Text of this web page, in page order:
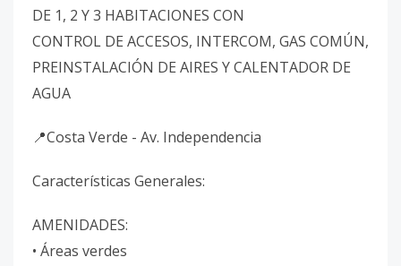
DE 1, 2 Y 3 HABITACIONES CON
CONTROL DE ACCESOS, INTERCOM, GAS COMÚN,
PREINSTALACIÓN DE AIRES Y CALENTADOR DE
AGUA
📍Costa Verde - Av. Independencia
Características Generales:
AMENIDADES:
• Áreas verdes